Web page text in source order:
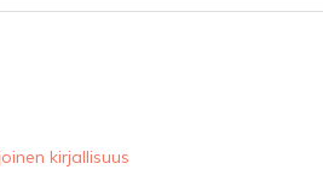
kirjallisuus